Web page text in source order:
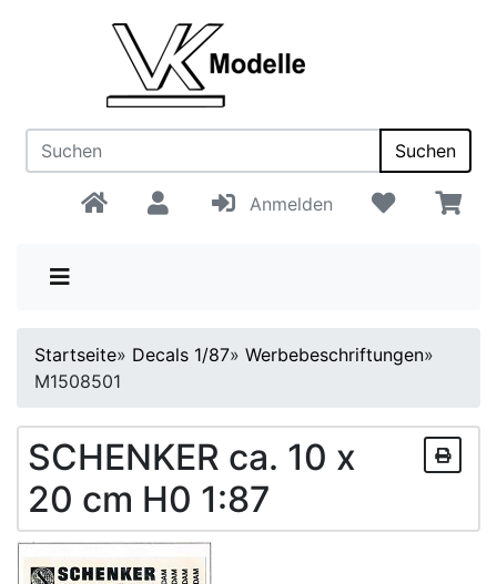
Suchen
Anmelden
Startseite» Decals 1/87» Werbebeschriftungen»
M1508501
SCHENKER ca. 10 x
20 cm H0 1:87